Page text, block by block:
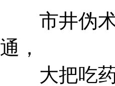
市井伪术
通，
大把吃药